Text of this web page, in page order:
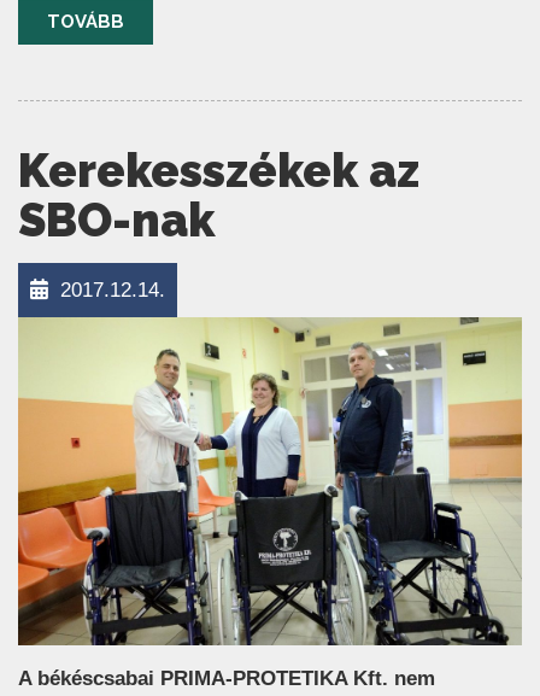
TOVÁBB
Kerekesszékek az
SBO-nak
2017.12.14.
A békéscsabai PRIMA-PROTETIKA Kft. nem